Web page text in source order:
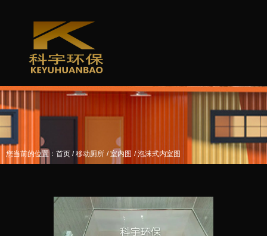
您当前的位置：首页 /移动厕所 /室内图 /泡沫式内室图